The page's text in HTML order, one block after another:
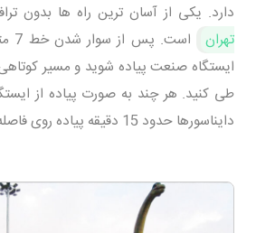
دارد. یکی از آسان ترین راه ها بدون
تهران
ایستگاه صنعت پیاده شوید و مسیر
طی کنید. هر چند به صورت پیاده از
دایناسورها حدود 15 دقیقه پیاده روی فاصله وجود دارد.